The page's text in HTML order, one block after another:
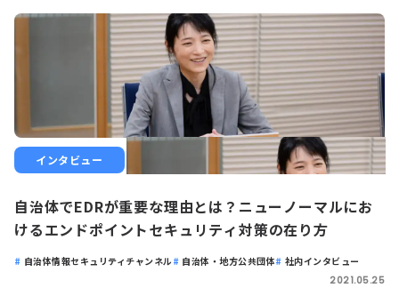
インタビュー
自治体でEDRが重要な理由とは？ニューノーマルにお
けるエンドポイントセキュリティ対策の在り方
自治体情報セキュリティチャンネル 自治体・地方公共団体
社内インタビュー
2021.05.25